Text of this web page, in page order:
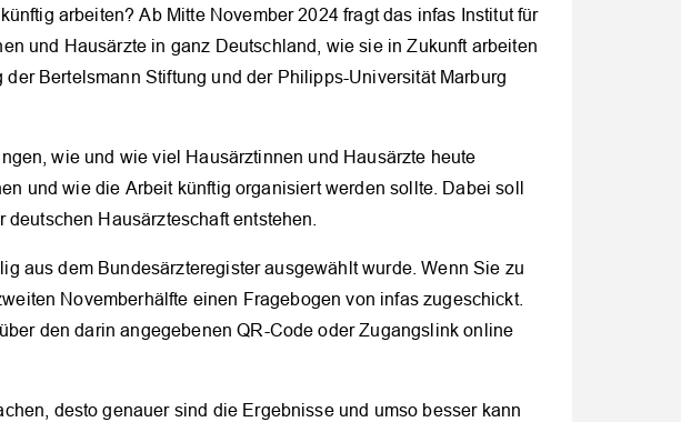
arbeiten? Ab Mitte November 2024 fragt das infas Institut für
und Hausärzte in ganz Deutschland, wie sie in Zukunft arbeiten
Bertelsmann Stiftung und der Philipps-Universität Marburg
wie und wie viel Hausärztinnen und Hausärzte heute
und wie die Arbeit künftig organisiert werden sollte. Dabei soll
Hausärzteschaft entstehen.
aus dem Bundesärzteregister ausgewählt wurde. Wenn Sie zu
Novemberhälfte einen Fragebogen von infas zugeschickt.
den darin angegebenen QR-Code oder Zugangslink online
desto genauer sind die Ergebnisse und umso besser kann